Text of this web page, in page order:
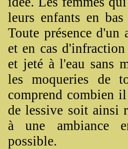
leurs enfants en
Toute présence
et en cas
et jeté à l'eau sans
les moqueries de
comprend combien
de lessive soit ainsi
à une ambiance
possible.